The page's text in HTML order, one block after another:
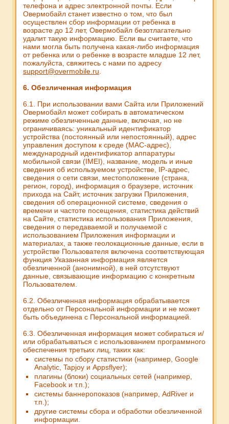
телефона и адрес электронной почты. Если
Овермобайл станет известно о том, что был
осуществлен сбор информации от ребенка в
возрасте до 12 лет, Овермобайл безотлагательно
удалит такую информацию. Если вы считаете, что
нами могла быть получена какая-либо информация
от ребенка или о ребенке в возрасте младше 12 лет,
пожалуйста, свяжитесь с нами по адресу
support@overmobile.ru
6. Обезличенная информация
6.1. При использовании вами Сайта или Приложений
Овермобайл может собирать в автоматическом
режиме обезличенные данные, включая, но не
ограничиваясь: уникальный идентификатор
устройства (постоянный или непостоянный), адрес
управления доступом к среде (MAC-адрес),
международный идентификатор аппаратуры
мобильной связи (IMEI), название, модель и иные
сведения об используемом устройстве, IP-адрес,
сведения о сети связи, местоположение (страна,
регион, город), информация о браузере, источник
прихода на Сайт, источник загрузки Приложения,
сведения об операционной системе, сведения о
времени и частоте посещения, статистика действий
на Сайте, статистика использования Приложения,
сведения о передаваемой и получаемой с
использованием Приложения информации и
материалах, а также геолокационные данные, если в
устройстве Пользователя включена соответствующая
функция Указанная информация является
обезличенной (анонимной), в ней отсутствуют
данные, связывающие информацию с конкретным
Пользователем.
6.2. Обезличенная информация обрабатывается
отдельно от Персональной информации и не может
быть объединена с Персональной информацией.
6.3. Обезличенная информация может собираться и/
или обрабатываться с использованием программного
обеспечения третьих лиц, таких как:
системы по сбору статистики (например, Google
Analytic, Tapjoy и Appsflyer);
плагины (блоки) социальных сетей (например,
Facebook и т.п.);
системы баннеропоказов (например, AdRiver и
т.п.);
другие системы сбора и обработки обезличенной
информации.